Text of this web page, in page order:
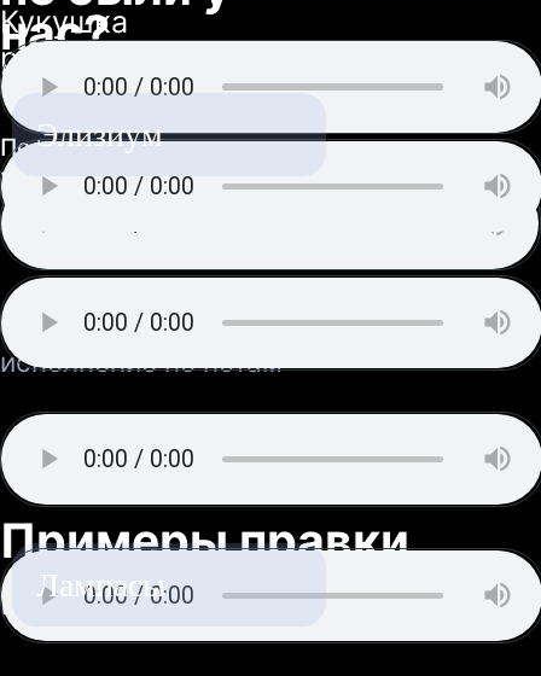
Элизиум
Лампасы